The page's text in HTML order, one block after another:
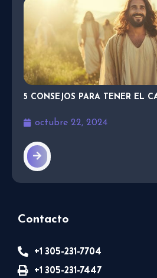
5 CONSEJOS PARA TENER EL
octubre 22, 2024
Contacto
+1 305-231-7704
+1 305-231-7447